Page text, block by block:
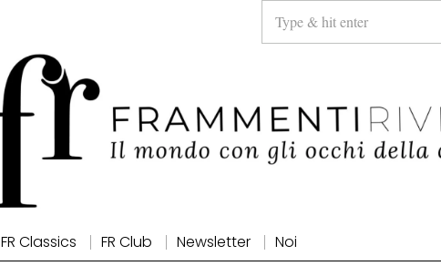
FR Classics FR Club Newsletter Noi